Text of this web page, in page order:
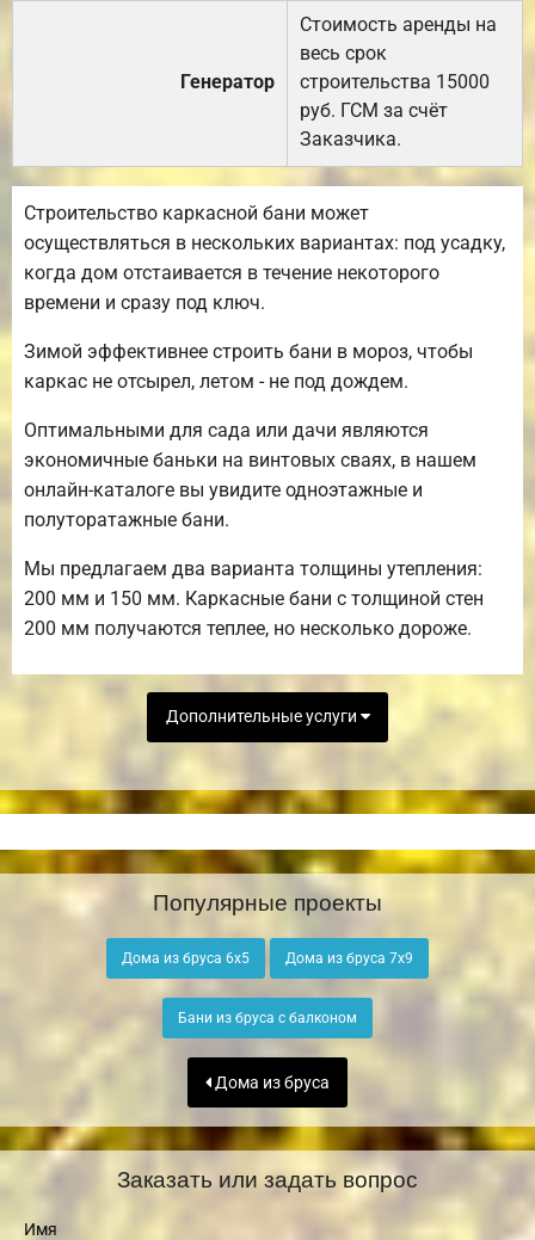
Генератор
Стоимость аренды на
весь срок
строительства 15000
руб. ГСМ за счёт
Заказчика.
Строительство каркасной бани может
осуществляться в нескольких вариантах: под усадку,
когда дом отстаивается в течение некоторого
времени и сразу под ключ.
Зимой эффективнее строить бани в мороз, чтобы
каркас не отсырел, летом - не под дождем.
Оптимальными для сада или дачи являются
экономичные баньки на винтовых сваях, в нашем
онлайн-каталоге вы увидите одноэтажные и
полуторатажные бани.
Мы предлагаем два варианта толщины утепления:
200 мм и 150 мм. Каркасные бани с толщиной стен
200 мм получаются теплее, но несколько дороже.
Дополнительные услуги
Популярные проекты
Дома из бруса 6х5 Дома из бруса 7х9
Бани из бруса с балконом
Дома из бруса
Заказать или задать вопрос
Имя